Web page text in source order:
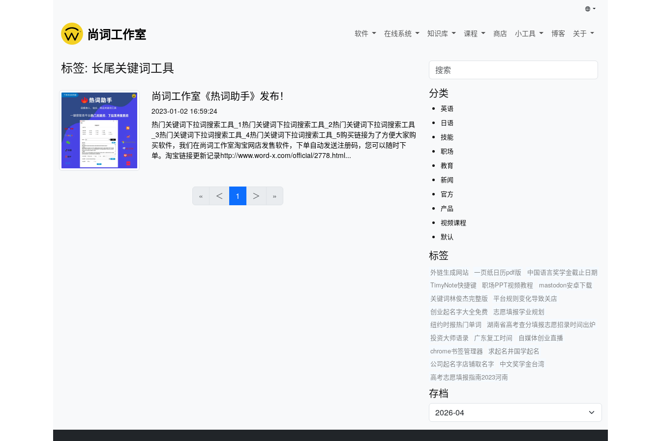
尚词工作室 软件 在线系统 知识库 课程 商店 小工具 博客 关于
标签: 长尾关键词工具
尚词工作室《热词助手》发布！
2023-01-02 16:59:24
热门关键词下拉词搜索工具_1热门关键词下拉词搜索工具_2热门关键词下拉词搜索工具
_3热门关键词下拉词搜索工具_4热门关键词下拉词搜索工具_5购买链接为了方便大家购
买软件，我们在尚词工作室淘宝网店发售软件，下单自动发送注册码，您可以随时下
单。淘宝链接更新记录http://www.word-x.com/official/2778.html...
« ＜ 1 ＞ »
分类
英语
日语
技能
职场
教育
新闻
官方
产品
视频课程
默认
标签
外链生成网站 一页纸日历pdf版
中国语言奖学金截止日期
TimyNote快捷键
职场PPT视频教程
mastodon安卓下载
关键词林俊杰完整版
平台规则变化导致关店
创业起名字大全免费
志愿填报学业规划
纽约时报热门单词
湖南省高考查分填报志愿招录时间出炉
投资大师语录
广东复工时间
自媒体创业直播
chrome书签管理器
求起名井国学起名
公司起名字店铺取名字
中文奖学金台湾
高考志愿填报指南2023河南
存档